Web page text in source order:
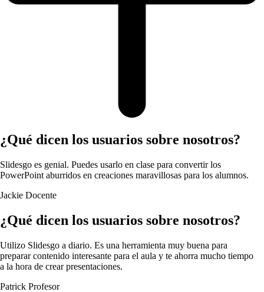
¿Qué dicen los usuarios sobre nosotros?
Slidesgo es genial. Puedes usarlo en clase para convertir los
PowerPoint aburridos en creaciones maravillosas para los alumnos.
Jackie Docente
¿Qué dicen los usuarios sobre nosotros?
Utilizo Slidesgo a diario. Es una herramienta muy buena para
preparar contenido interesante para el aula y te ahorra mucho tiempo
a la hora de crear presentaciones.
Patrick Profesor